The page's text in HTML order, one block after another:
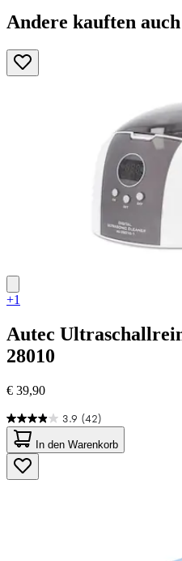
Andere kauften auch
+1
Autec
28010
€ 39,90
3.9 (42)
3.9
von
5
Sternen.
42
In den Warenkorb